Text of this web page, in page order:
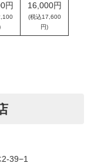
円 16,000円
(税込17,600
円)
39−1